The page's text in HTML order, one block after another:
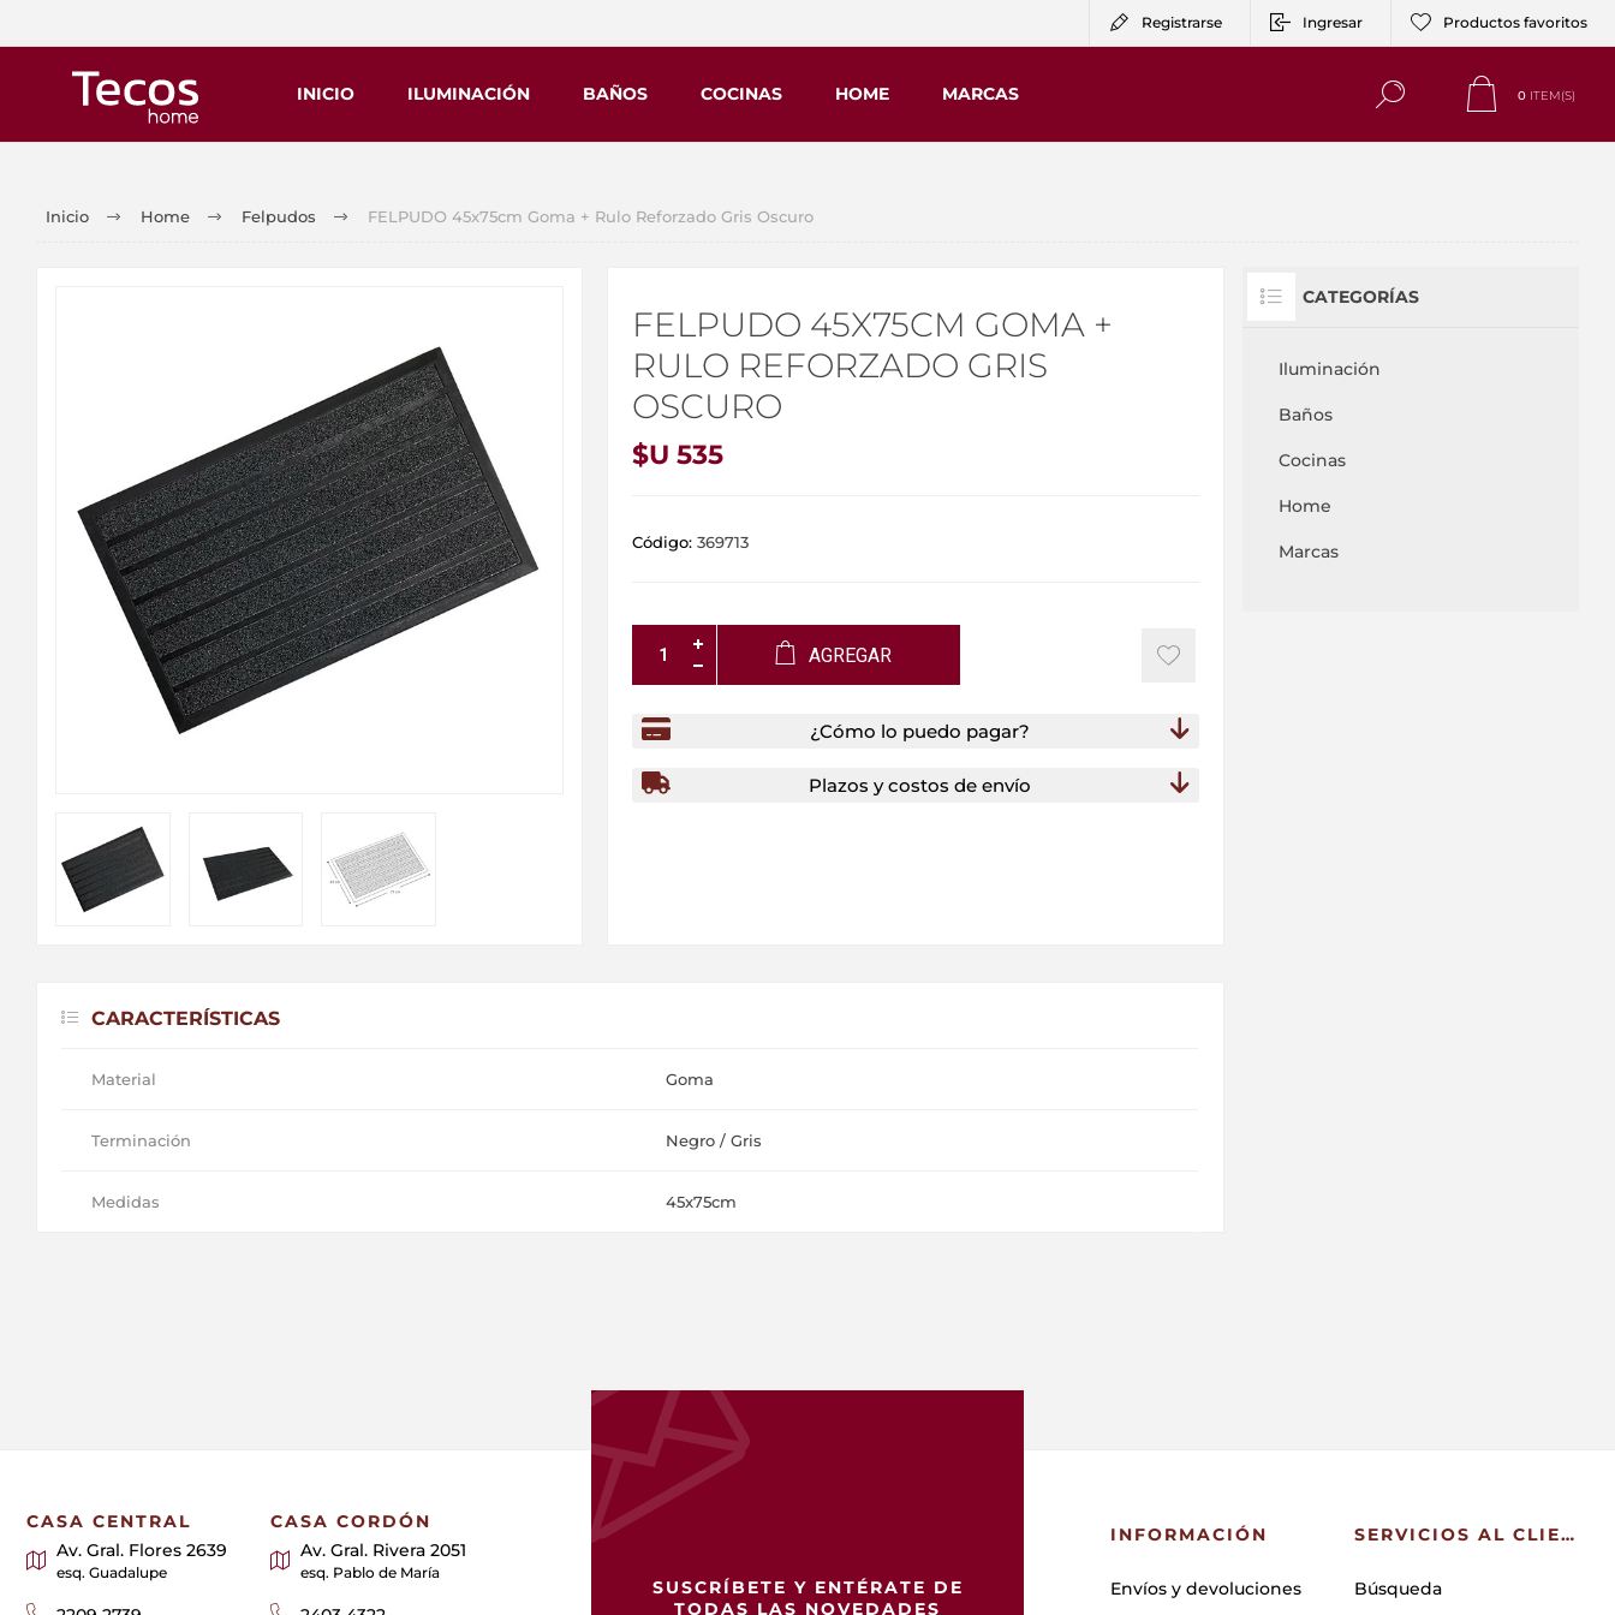
Registrarse Ingresar Productos favoritos
INICIO ILUMINACIÓN BAÑOS COCINAS HOME MARCAS 0 ITEM(S)
Inicio Home Felpudos FELPUDO 45x75cm Goma + Rulo Reforzado Gris Oscuro
FELPUDO 45X75CM GOMA +
RULO REFORZADO GRIS
OSCURO
$U 535
Código: 369713
AGREGAR
¿Cómo lo puedo pagar?
Plazos y costos de envío
CARACTERÍSTICAS
Material Goma
Terminación Negro / Gris
Medidas 45x75cm
CATEGORÍAS
Iluminación
Baños
Cocinas
Home
Marcas
SUSCRÍBETE Y ENTÉRATE DE
TODAS LAS NOVEDADES
CASA CENTRAL
Av. Gral. Flores 2639
esq. Guadalupe
CASA CORDÓN
Av. Gral. Rivera 2051
esq. Pablo de María
INFORMACIÓN
Envíos y devoluciones
SERVICIOS AL CLIENTE
Búsqueda